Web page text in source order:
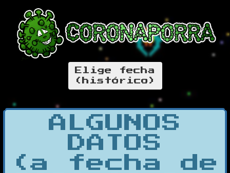
Elige fecha
(histórico)
ALGUNOS
DATOS
(a fecha de